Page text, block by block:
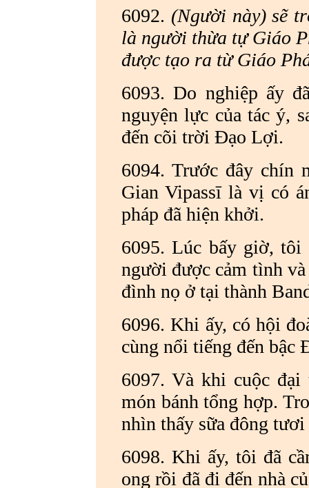
6092. (Người này) sẽ
là người thừa tự Giáo
được tạo ra từ Giáo
6093. Do nghiệp ấy
nguyện lực của tác ý,
đến cõi trời Đạo Lợi.
6094. Trước đây chín
Gian Vipassī là vị có
pháp đã hiện khởi.
6095. Lúc bấy giờ,
người được cảm tình
đình nọ ở tại thành
6096. Khi ấy, có hội
cùng nổi tiếng đến bậc
6097. Và khi cuộc đại
món bánh tổng hợp.
nhìn thấy sữa đông
6098. Khi ấy, tôi đã
ong rồi đã đi đến nhà